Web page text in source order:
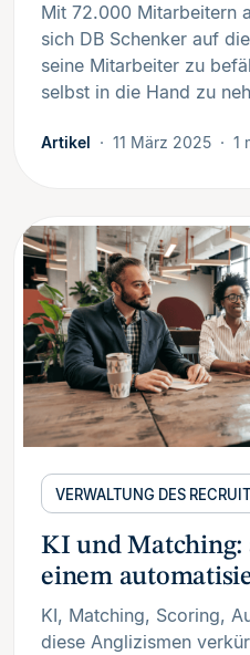
Mit 72.000 Mitarbeitern
sich DB Schenker auf
seine Mitarbeiter zu
selbst in die Hand zu
Artikel 11 März 2025 1
VERWALTUNG DES
KI und Matching:
einem
KI, Matching, Scoring,
diese Anglizismen